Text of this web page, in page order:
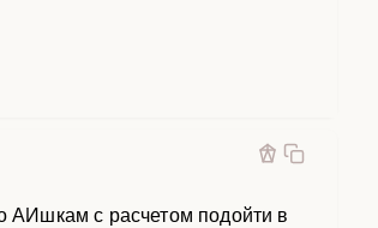
АИшкам с расчетом подойти в